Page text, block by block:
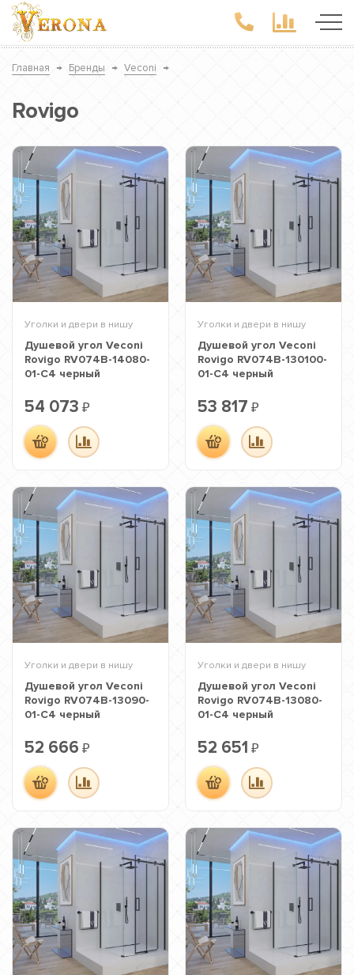
Главная → Бренды → Veconi →
Rovigo
Уголки и двери в нишу
Душевой угол Veconi
Rovigo RV074B-14080-
01-C4 черный
54 073 ₽
Уголки и двери в нишу
Душевой угол Veconi
Rovigo RV074B-130100-
01-C4 черный
53 817 ₽
Уголки и двери в нишу
Душевой угол Veconi
Rovigo RV074B-13090-
01-C4 черный
52 666 ₽
Уголки и двери в нишу
Душевой угол Veconi
Rovigo RV074B-13080-
01-C4 черный
52 651 ₽